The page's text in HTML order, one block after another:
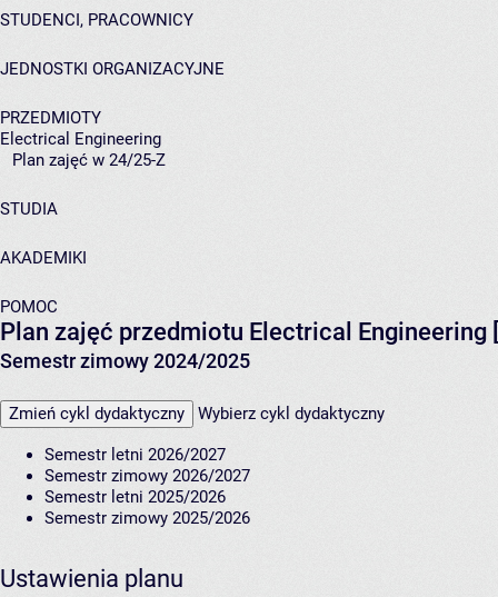
STUDENCI, PRACOWNICY
JEDNOSTKI ORGANIZACYJNE
PRZEDMIOTY
Electrical Engineering
Plan zajęć w 24/25-Z
STUDIA
AKADEMIKI
POMOC
Plan zajęć przedmiotu Electrical Engineering
Semestr zimowy 2024/2025
Zmień cykl dydaktyczny Wybierz cykl dydaktyczny
Semestr letni 2026/2027
Semestr zimowy 2026/2027
Semestr letni 2025/2026
Semestr zimowy 2025/2026
Ustawienia planu